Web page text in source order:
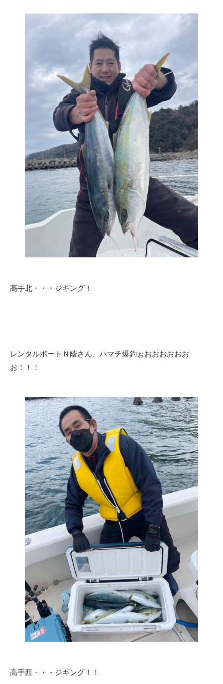
高手北・・・ジギング！
レンタルボートＮ蔭さん、ハマチ爆釣ぉおおおおおお
お！！！
高手西・・・ジギング！！